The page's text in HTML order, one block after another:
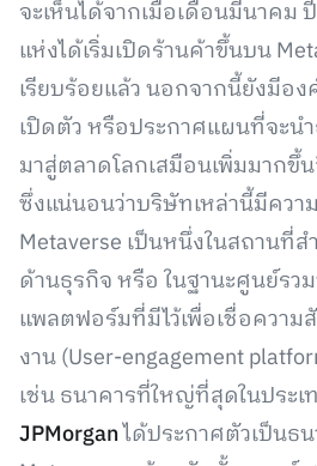
จะเห็นได้จากเมื่อเดือนมีนาคม
แห่งได้เริ่มเปิดร้านค้าขึ้นบน
เรียบร้อยแล้ว นอกจากนี้ยังมีอง
เปิดตัว หรือประกาศแผนที่จะนำ
มาสู่ตลาดโลกเสมือนเพิ่มมากขึ้
ซึ่งแน่นอนว่าบริษัทเหล่านี้มีควา
Metaverse เป็นหนึ่งในสถานที่
ด้านธุรกิจ หรือ ในฐานะศูนย์รว
แพลตฟอร์มที่มีไว้เพื่อเชื่อความ
งาน (User-engagement
เช่น ธนาคารที่ใหญ่ที่สุดในประ
JPMorganได้ประกาศตัวเป็นธ